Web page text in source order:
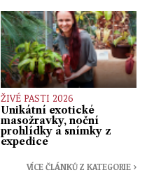
ŽIVÉ PASTI 2026
Unikátní exotické
masožravky, noční
prohlídky a snímky z
expedice
VÍCE ČLÁNKŮ Z KATEGORIE ›